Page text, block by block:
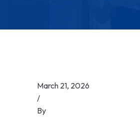
March 21, 2026
/
By